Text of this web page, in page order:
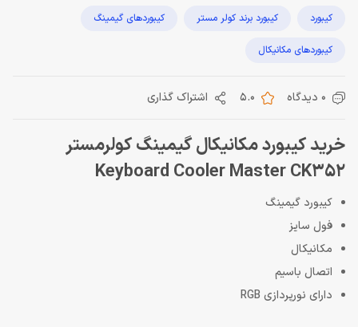
کیبورد کیبورد برند کولر مستر کیبوردهای گیمینگ
کیبوردهای مکانیکال
0 دیدگاه 5.0 اشتراک گذاری
خرید کیبورد مکانیکال گیمینگ کولرمستر
Keyboard Cooler Master CK352
کیبورد گیمینگ
فول سایز
مکانیکال
اتصال باسیم
دارای نورپردازی RGB